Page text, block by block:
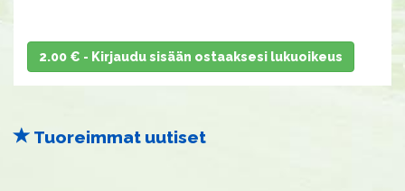
2.00 € - Kirjaudu sisään ostaaksesi lukuoikeus
Tuoreimmat uutiset